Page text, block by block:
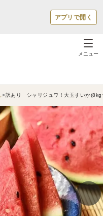
アプリで開く
メニュー
訳あり シャリジュワ！大玉すいか(8kg